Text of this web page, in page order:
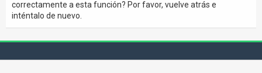
correctamente a esta función? Por favor, vuelve atrás e
inténtalo de nuevo.